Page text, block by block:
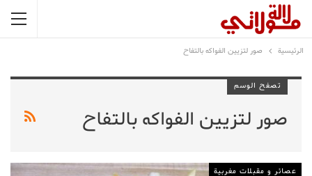
الرئيسية صور لتزيين الفواكه بالتفاح
تصفح الوسم
صور لتزيين الفواكه بالتفاح
عصائر و مقبلات مغربية